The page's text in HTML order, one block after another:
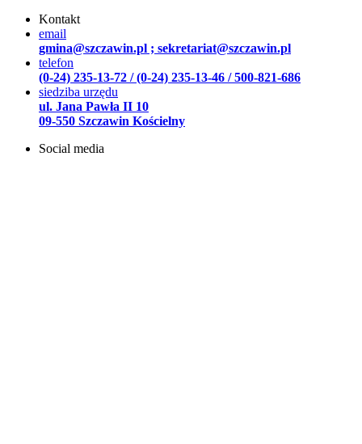
Kontakt
email
gmina@szczawin.pl ; sekretariat@szczawin.pl
telefon
(0-24) 235-13-72 / (0-24) 235-13-46 / 500-821-686
siedziba urzędu
ul. Jana Pawła II 10
09-550 Szczawin Kościelny
Social media